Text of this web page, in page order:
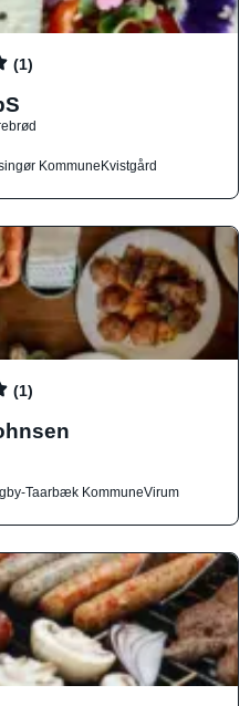
(1)
KommuneKvistgård
(1)
Taarbæk KommuneVirum